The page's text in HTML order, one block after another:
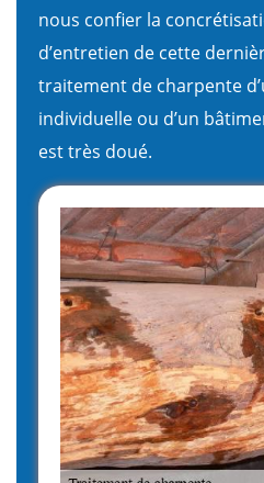
nous confier la
d’entretien de cette
traitement de charpente
individuelle ou d’un
est très doué.